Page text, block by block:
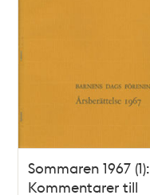
Sommaren 1967 (1):
Kommentarer till